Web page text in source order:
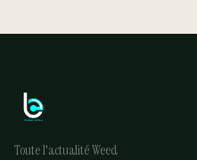
Toute l'actualité Weed